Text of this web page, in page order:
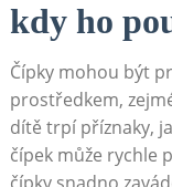
kdy ho
Čípky mohou být
prostředkem,
dítě trpí příznaky,
čípek může rychle